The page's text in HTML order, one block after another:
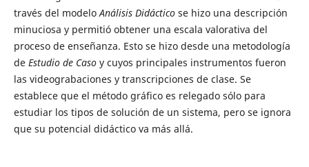
través del modeloAnálisis Didácticose hizo una descripción
minuciosa y permitió obtener una escala valorativa del
proceso de enseñanza. Esto se hizo desde una metodología
de Estudio de Casoy cuyos principales instrumentos fueron
las videograbaciones y transcripciones de clase. Se
establece que el método gráfico es relegado sólo para
estudiar los tipos de solución de un sistema, pero se ignora
que su potencial didáctico va más allá.